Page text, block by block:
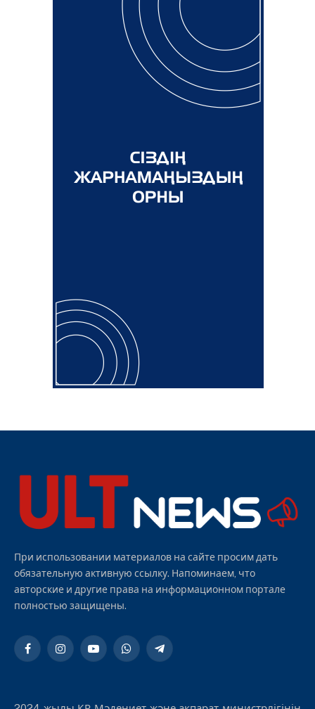
При использовании материалов на сайте просим дать
обязательную активную ссылку. Напоминаем, что
авторские и другие права на информационном портале
полностью защищены.
FacebookInstagramYouTubeWhatsAppTelegram